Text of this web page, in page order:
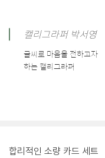
캘리그라퍼 박서영
글씨로 마음을 전하고자
하는 캘리그라퍼
합리적인 소량 카드 세트